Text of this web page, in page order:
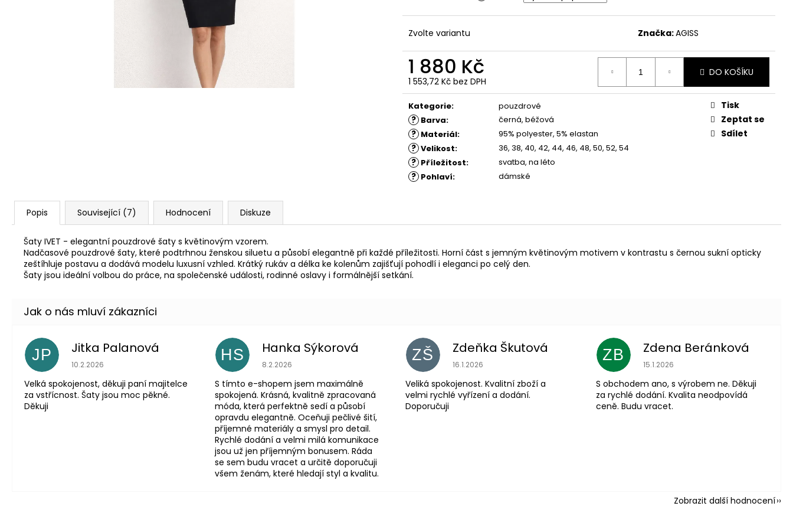
Zvolte variantu Značka:AGISS
1 880 Kč
1 553,72 Kč bez DPH
Měrná
cena:
DO KOŠÍKU
Kategorie: pouzdrové
? Barva: černá, béžová
? Materiál: 95% polyester, 5% elastan
? Velikost: 36, 38, 40, 42, 44, 46, 48, 50, 52, 54
? Příležitost: svatba, na léto
? Pohlaví: dámské
Tisk
Zeptat se
Sdílet
Popis Související (7) Hodnocení Diskuze
Šaty IVET - elegantní pouzdrové šaty s květinovým vzorem.
Nadčasové pouzdrové šaty, které podtrhnou ženskou siluetu a působí elegantně při každé příležitosti. Horní část s jemným květinovým motivem v kontrastu s černou sukní opticky
zeštíhluje postavu a dodává modelu luxusní vzhled. Krátký rukáv a délka ke kolenům zajišťují pohodlí i eleganci po celý den.
Šaty jsou ideální volbou do práce, na společenské události, rodinné oslavy i formálnější setkání.
JP Jitka Palanová
Hodnocení obchodu je 5 z 5 hvězdiček.
10.2.2026
Velká spokojenost, děkuji paní majitelce
za vstřícnost. Šaty jsou moc pěkné.
Děkuji
HS Hanka Sýkorová
Hodnocení obchodu je 5 z 5 hvězdiček.
8.2.2026
S tímto e-shopem jsem maximálně
spokojená. Krásná, kvalitně zpracovaná
móda, která perfektně sedí a působí
opravdu elegantně. Oceňuji pečlivé šití,
příjemné materiály a smysl pro detail.
Rychlé dodání a velmi milá komunikace
jsou už jen příjemným bonusem. Ráda
se sem budu vracet a určitě doporučuji
všem ženám, které hledají styl a kvalitu.
ZŠ Zdeňka Škutová
Hodnocení obchodu je 5 z 5 hvězdiček.
16.1.2026
Veliká spokojenost. Kvalitní zboží a
velmi rychlé vyřízení a dodání.
Doporučuji
ZB Zdena Beránková
Hodnocení obchodu je 1 z 5
15.1.2026
S obchodem ano, s výrobem ne. Děkuji
za rychlé dodání. Kvalita neodpovídá
ceně. Budu vracet.
Zobrazit další hodnocení
ŠATY AGATA - ÚPLETOVÉ ŠATY
ŠATY KLARIS - MODRÉ S 3/4 RUKÁVEM
1 350 Kč
Původně: